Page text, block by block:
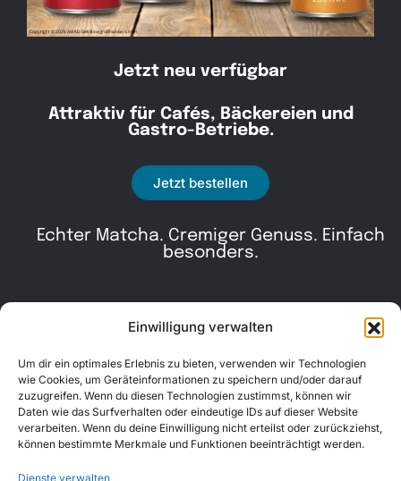
Einwilligung verwalten
Um dir ein optimales Erlebnis zu bieten, verwenden wir Technologien
wie Cookies, um Geräteinformationen zu speichern und/oder darauf
zuzugreifen. Wenn du diesen Technologien zustimmst, können wir
Daten wie das Surfverhalten oder eindeutige IDs auf dieser Website
verarbeiten. Wenn du deine Einwilligung nicht erteilst oder zurückziehst,
können bestimmte Merkmale und Funktionen beeinträchtigt werden.
Dienste verwalten
030 30 34 22 77
kontakt@awad-getraenke.de
Unsere Richtlinien
DATENSCHUTZ
IMPRESSUM
Jetzt neu verfügbar
Attraktiv für Cafés, Bäckereien und
Gastro-Betriebe.
Jetzt bestellen
Echter Matcha. Cremiger Genuss. Einfach
besonders.